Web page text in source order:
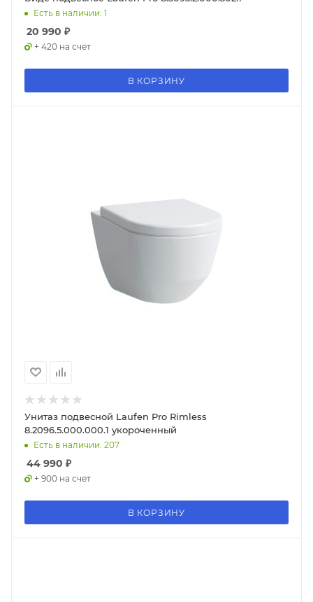
Есть в наличии: 1
20 990 ₽
+ 420 на счет
В КОРЗИНУ
Унитаз подвесной Laufen Pro Rimless
8.2096.5.000.000.1 укороченный
Есть в наличии: 207
44 990 ₽
+ 900 на счет
В КОРЗИНУ